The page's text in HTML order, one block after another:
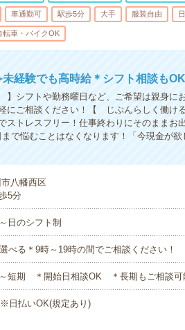
車通勤可 駅歩5分 大手 服装自由
転車・バイクOK
経験でも高時給＊シフト相談も
シフトや勤務曜日など、ご希望は親身に
にご相談ください！【 じぶんらしく働け
ストレスフリー！仕事終わりにそのまま
で悩むことはなくなります！「今現金が
八幡西区
5分
日のシフト制
べる＊9時～19時の間でご相談ください！
短期 ＊開始日相談OK ＊長期もご相談可
日払いOK(規定あり)